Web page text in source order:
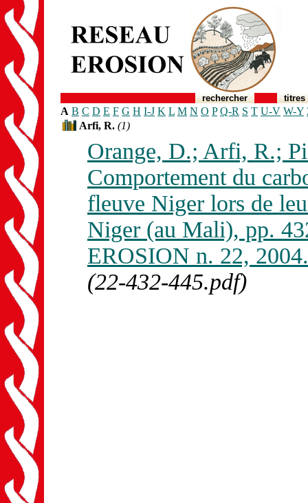
rechercher titres
A B C D E F G H I-J K L M N O P Q-R S T U-V W-Y
Arfi, R. (1)
Orange, D.; Arfi, R.;
Comportement du
fleuve Niger lors de
Niger (au Mali), pp.
EROSION n. 22, 2004.
(22-432-445.pdf)